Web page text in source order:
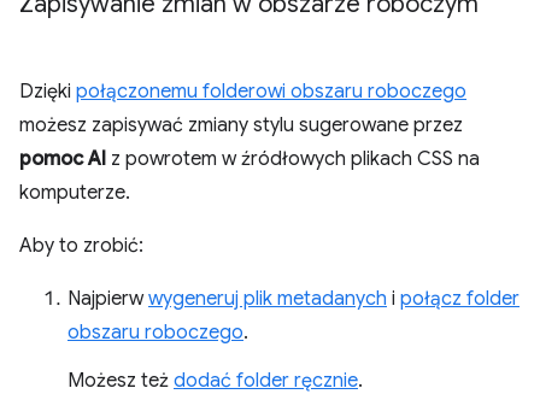
Dzięki połączonemu folderowi obszaru roboczego
możesz zapisywać zmiany stylu sugerowane przez
pomoc AI z powrotem w źródłowych plikach CSS na
komputerze.
Aby to zrobić:
Najpierwwygeneruj plik metadanych i połącz folder
obszaru roboczego.
Możesz też dodać folder ręcznie.